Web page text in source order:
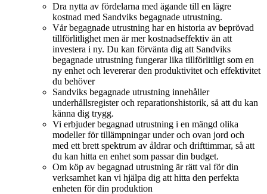
Dra nytta av fördelarna med ägande till en lägre
kostnad med Sandviks begagnade utrustning.
Vår begagnade utrustning har en historia av beprövad
tillförlitlighet men är mer kostnadseffektiv än att
investera i ny. Du kan förvänta dig att Sandviks
begagnade utrustning fungerar lika tillförlitligt som en
ny enhet och levererar den produktivitet och effektivitet
du behöver
Sandviks begagnade utrustning innehåller
underhållsregister och reparationshistorik, så att du kan
känna dig trygg.
Vi erbjuder begagnad utrustning i en mängd olika
modeller för tillämpningar under och ovan jord och
med ett brett spektrum av åldrar och drifttimmar, så att
du kan hitta en enhet som passar din budget.
Om köp av begagnad utrustning är rätt val för din
verksamhet kan vi hjälpa dig att hitta den perfekta
enheten för din produktion